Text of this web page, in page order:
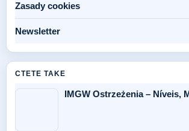
Zasady cookies
Newsletter
CTETE TAKE
IMGW Ostrzeżenia – Níveis,